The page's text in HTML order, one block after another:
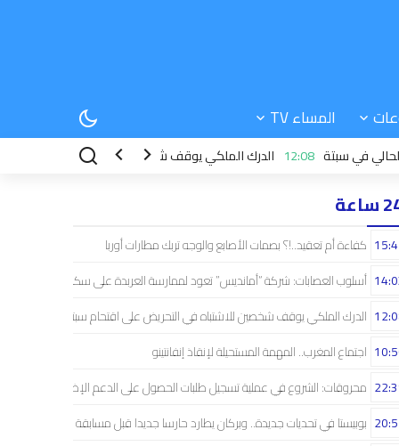
المساء TV
12:08 الدرك الملكي يوقف شخصين للاشتباه في التحريض على
كفاءة أم تعقيد..!؟ بصمات الأصابع والوجه تربك مطارات أوربا
أسلوب العصابات: شركة “أمانديس” تعود لممارسة العربدة على سكان الشمال..!
الدرك الملكي يوقف شخصين للاشتباه في التحريض على اقتحام سبتة
اجتماع المغرب.. المهمة المستحيلة لإنقاذ إنفانتينو
محروقات: الشروع في عملية تسجيل طلبات الحصول على الدعم الإضافي
بوبيستا في تحديات جديدة.. وبركان يطارد حارسا جديدا قبل مسابقة دوري الأبطال